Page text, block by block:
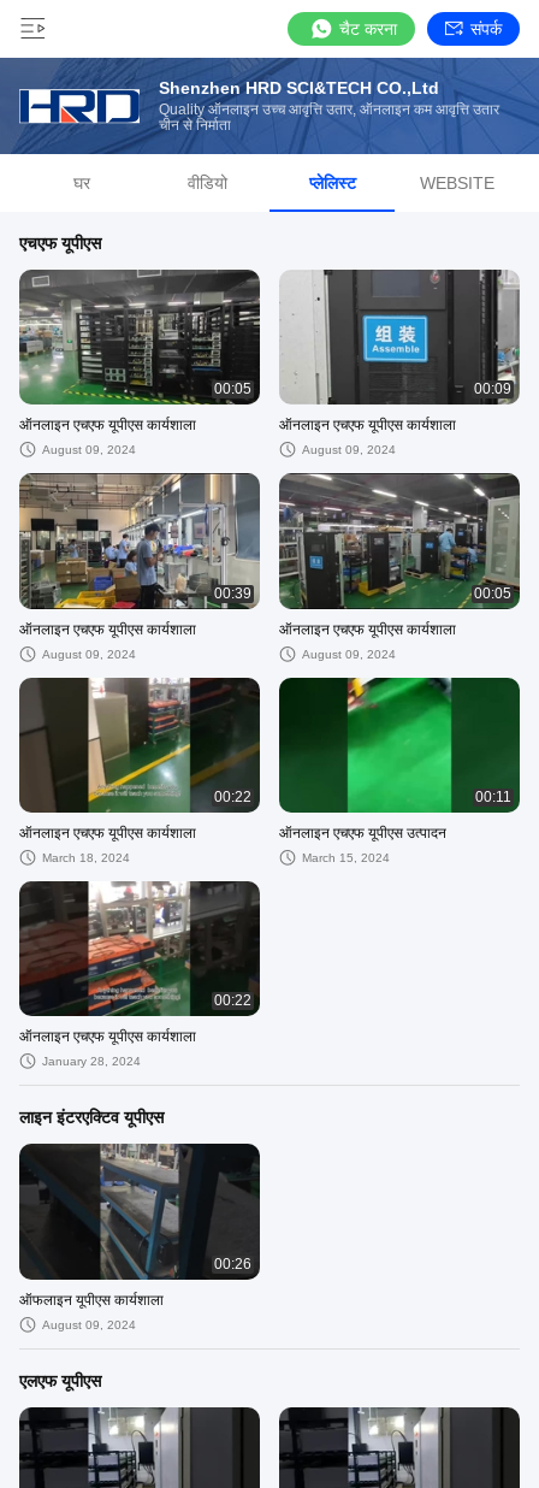
चैट करना संपर्क
Shenzhen HRD SCI&TECH CO.,Ltd
Quality ऑनलाइन उच्च आवृत्ति उतार, ऑनलाइन कम आवृत्ति उतार
चीन से निर्माता
घर वीडियो प्लेलिस्ट WEBSITE
एचएफ यूपीएस
00:05
ऑनलाइन एचएफ यूपीएस कार्यशाला
August 09, 2024
00:09
ऑनलाइन एचएफ यूपीएस कार्यशाला
August 09, 2024
00:39
ऑनलाइन एचएफ यूपीएस कार्यशाला
August 09, 2024
00:05
ऑनलाइन एचएफ यूपीएस कार्यशाला
August 09, 2024
00:22
ऑनलाइन एचएफ यूपीएस कार्यशाला
March 18, 2024
00:11
ऑनलाइन एचएफ यूपीएस उत्पादन
March 15, 2024
00:22
ऑनलाइन एचएफ यूपीएस कार्यशाला
January 28, 2024
लाइन इंटरएक्टिव यूपीएस
00:26
ऑफलाइन यूपीएस कार्यशाला
August 09, 2024
एलएफ यूपीएस